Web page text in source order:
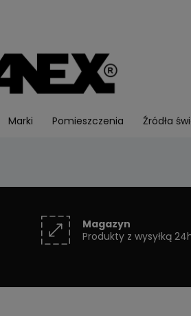
Marki Pomieszczenia Źródła
Magazyn
Produkty z wysyłką